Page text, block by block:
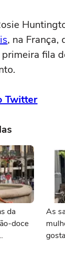
, na França,
fila
Twitter
da
doce
As